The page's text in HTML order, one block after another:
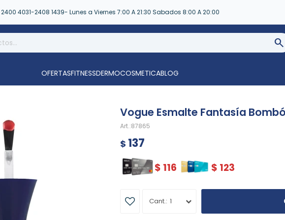
2400 4031-2408 1439- Lunes a Viernes 7:00 A 21:30 Sabados 8:00 A 20:00
OFERTASFITNESSDERMOCOSMETICABLOG
Vogue Esmalte Fantasía
87865
$ 137
$ 116 $ 123
1